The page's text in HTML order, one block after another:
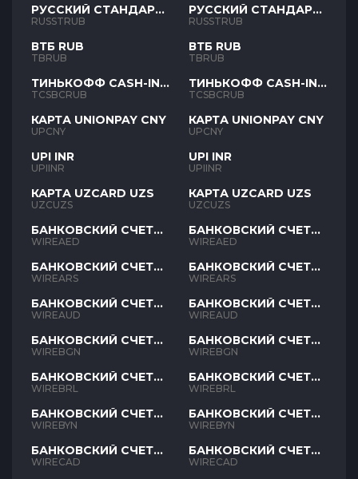
РУССКИЙ СТАНДАРТ
RUB
RUSSTRUB
ВТБ RUB
TBRUB
ТИНЬКОФФ CASH-IN
RUB
TCSBCRUB
КАРТА UNIONPAY CNY
UPCNY
UPI INR
UPIINR
КАРТА UZCARD UZS
UZCUZS
БАНКОВСКИЙ СЧЕТ
AED
WIREAED
БАНКОВСКИЙ СЧЕТ
ARS
WIREARS
БАНКОВСКИЙ СЧЕТ
AUD
WIREAUD
БАНКОВСКИЙ СЧЕТ
BGN
WIREBGN
БАНКОВСКИЙ СЧЕТ
BRL
WIREBRL
БАНКОВСКИЙ СЧЕТ
BYN
WIREBYN
БАНКОВСКИЙ СЧЕТ
CAD
WIRECAD
РУССКИЙ СТАНДАРТ
RUB
RUSSTRUB
ВТБ RUB
TBRUB
ТИНЬКОФФ CASH-IN
RUB
TCSBCRUB
КАРТА UNIONPAY CNY
UPCNY
UPI INR
UPIINR
КАРТА UZCARD UZS
UZCUZS
БАНКОВСКИЙ СЧЕТ
AED
WIREAED
БАНКОВСКИЙ СЧЕТ
ARS
WIREARS
БАНКОВСКИЙ СЧЕТ
AUD
WIREAUD
БАНКОВСКИЙ СЧЕТ
BGN
WIREBGN
БАНКОВСКИЙ СЧЕТ
BRL
WIREBRL
БАНКОВСКИЙ СЧЕТ
BYN
WIREBYN
БАНКОВСКИЙ СЧЕТ
CAD
WIRECAD